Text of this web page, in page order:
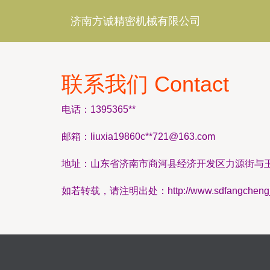
济南方诚精密机械有限公司
联系我们 Contact
电话：1395365**
邮箱：liuxia19860c**721@163.com
地址：山东省济南市商河县经济开发区力源街与
如若转载，请注明出处：http://